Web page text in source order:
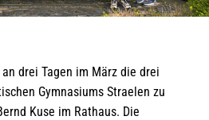
drei Tagen im März die drei
Gymnasiums Straelen zu
Kuse im Rathaus. Die